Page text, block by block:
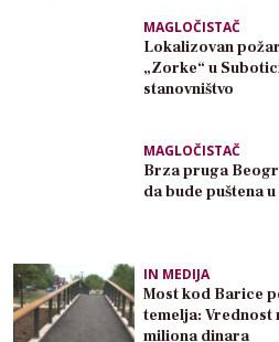
MAGLOČISTAČ
Lokalizovan
„Zorke“ u
stanovništvo
MAGLOČISTAČ
Brza pruga
da bude puštena
IN MEDIJA
Most kod Barice
temelja: Vrednost
miliona dinara